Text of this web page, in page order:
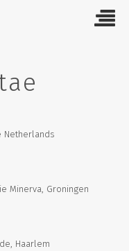
Netherlands
Minerva, Groningen
Haarlem